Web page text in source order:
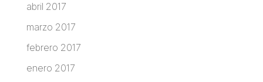
abril 2017
marzo 2017
febrero 2017
enero 2017